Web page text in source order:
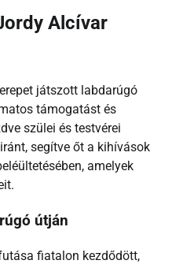
Alcívar
játszott labdarúgó
támogatást és
szülei és testvérei
segítve őt a kihívások
amelyek
útján
fiatalon kezdődött,